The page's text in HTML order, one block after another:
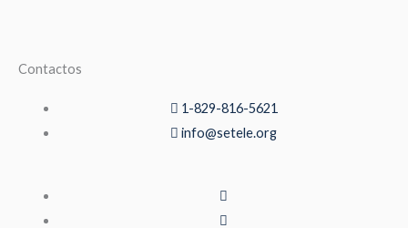
Contactos
1-829-816-5621
info@setele.org